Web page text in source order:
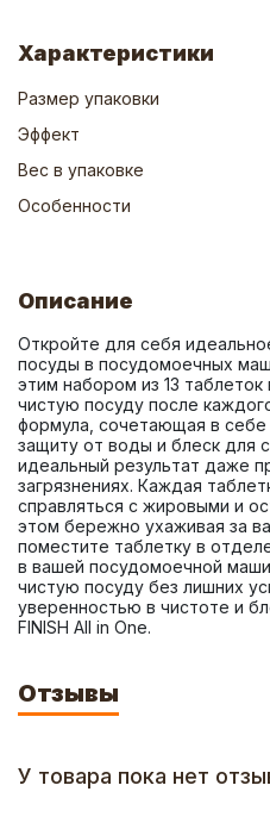
Характеристики
Размер упаковки
Эффект
Вес в упаковке
Особенности
Описание
Откройте для себя
посуды в посудомоечных
этим набором из 13
чистую посуду после
формула, сочетающая в
защиту от воды и блеск для
идеальный результат даже
загрязнениях. Каждая
справляться с жировыми и
этом бережно ухаживая за
поместите таблетку в
в вашей посудомоечной
чистую посуду без лишних
уверенностью в чистоте и
FINISH All in One.
Отзывы
У товара пока нет